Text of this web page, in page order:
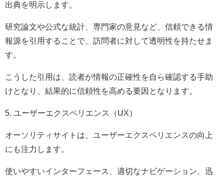
出典を明示します。
研究論文や公式な統計、専門家の意見など、信頼できる情
報源を引用することで、訪問者に対して透明性を持たせま
す。
こうした引用は、読者が情報の正確性を自ら確認する手助
けとなり、結果的に信頼性を高める要因となります。
5. ユーザーエクスペリエンス（UX）
オーソリティサイトは、ユーザーエクスペリエンスの向上
にも注力します。
使いやすいインターフェース、適切なナビゲーション、迅